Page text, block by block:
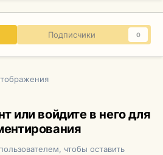
Подписчики 0
или войдите в него для
чтобы оставить